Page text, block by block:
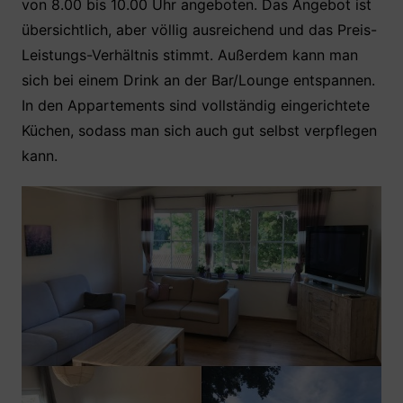
von 8.00 bis 10.00 Uhr angeboten. Das Angebot ist
übersichtlich, aber völlig ausreichend und das Preis-
Leistungs-Verhältnis stimmt. Außerdem kann man
sich bei einem Drink an der Bar/Lounge entspannen.
In den Appartements sind vollständig eingerichtete
Küchen, sodass man sich auch gut selbst verpflegen
kann.